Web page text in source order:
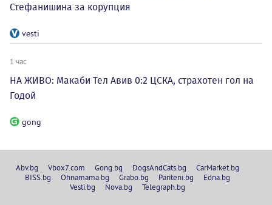
Стефанишина за корупция
vesti
1 час
НА ЖИВО: Макаби Тел Авив 0:2 ЦСКА, страхотен гол на
Годой
gong
Abv.bg Vbox7.com Gong.bg DogsAndCats.bg
CarMarket.bg
BISS.bg
Ohnamama.bg Grabo.bg Pariteni.bg
Edna.bg
Vesti.bg
Nova.bg Telegraph.bg